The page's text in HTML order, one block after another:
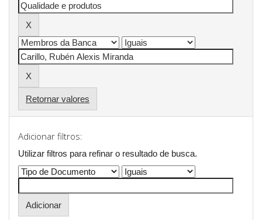
Retornar valores
Adicionar filtros:
Utilizar filtros para refinar o resultado de busca.